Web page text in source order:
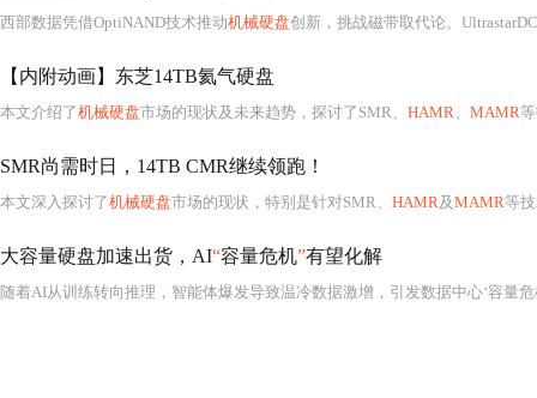
西部数据凭借OptiNAND技术推动机械硬盘创新，挑战磁带取代论。
【内附动画】东芝14TB氦气硬盘
本文介绍了机械硬盘市场的现状及未来趋势，探讨了SMR、 HAMR、 MAMR等技
SMR尚需时日，14TB CMR继续领跑！
本文深入探讨了机械硬盘市场的现状，特别是针对SMR、 HAMR及MAMR等技术进行了详细
大容量硬盘加速出货，AI“容量危机”有望化解